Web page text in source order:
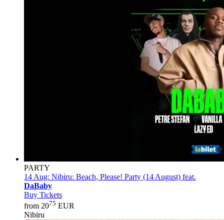
PARTY
14 Aug: Nibiru: Beach, Please! Party (14 August) feat.
DaBaby
Buy Tickets
from 2075 EUR
Nibiru